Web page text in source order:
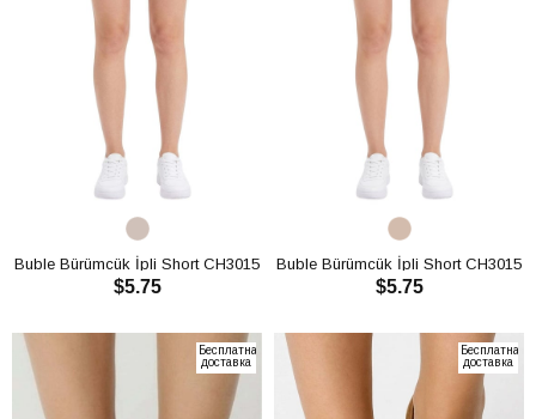
Buble Bürümcük İpli Short CH3015
$5.75
Buble Bürümcük İpli Short CH3015
$5.75
Бесплатная
доставка
Бесплатная
доставка